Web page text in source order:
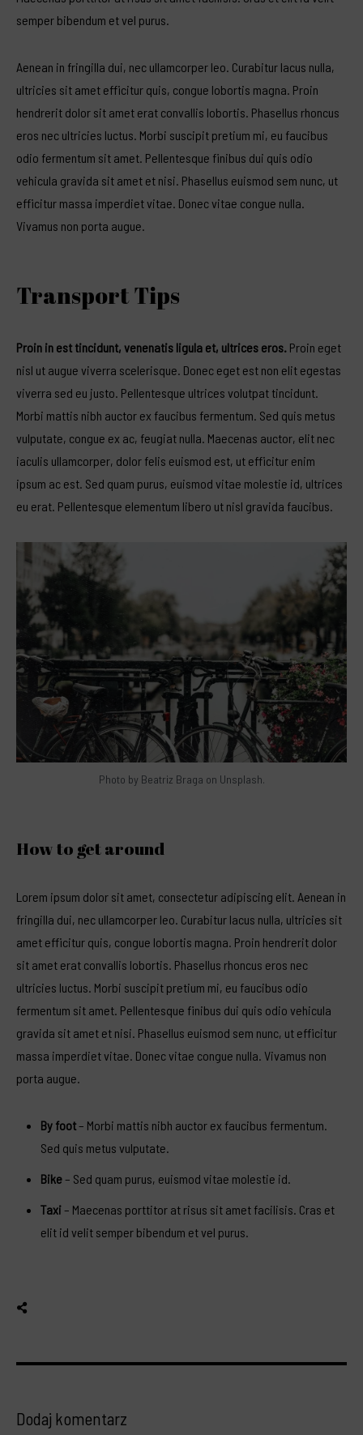
semper bibendum et vel purus.
Aenean in fringilla dui, nec ullamcorper leo. Curabitur lacus nulla,
ultricies sit amet efficitur quis, congue lobortis magna. Proin
hendrerit dolor sit amet erat convallis lobortis. Phasellus rhoncus
eros nec ultricies luctus. Morbi suscipit pretium mi, eu faucibus
odio fermentum sit amet. Pellentesque finibus dui quis odio
vehicula gravida sit amet et nisi. Phasellus euismod sem nunc, ut
efficitur massa imperdiet vitae. Donec vitae congue nulla.
Vivamus non porta augue.
Transport Tips
Proin in est tincidunt, venenatis ligula et, ultrices eros. Proin eget
nisl ut augue viverra scelerisque. Donec eget est non elit egestas
viverra sed eu justo. Pellentesque ultrices volutpat tincidunt.
Morbi mattis nibh auctor ex faucibus fermentum. Sed quis metus
vulputate, congue ex ac, feugiat nulla. Maecenas auctor, elit nec
iaculis ullamcorper, dolor felis euismod est, ut efficitur enim
ipsum ac est. Sed quam purus, euismod vitae molestie id, ultrices
eu erat. Pellentesque elementum libero ut nisl gravida faucibus.
Photo by Beatriz Braga on Unsplash.
How to get around
Lorem ipsum dolor sit amet, consectetur adipiscing elit. Aenean in
fringilla dui, nec ullamcorper leo. Curabitur lacus nulla, ultricies sit
amet efficitur quis, congue lobortis magna. Proin hendrerit dolor
sit amet erat convallis lobortis. Phasellus rhoncus eros nec
ultricies luctus. Morbi suscipit pretium mi, eu faucibus odio
fermentum sit amet. Pellentesque finibus dui quis odio vehicula
gravida sit amet et nisi. Phasellus euismod sem nunc, ut efficitur
massa imperdiet vitae. Donec vitae congue nulla. Vivamus non
porta augue.
By foot– Morbi mattis nibh auctor ex faucibus fermentum.
Sed quis metus vulputate.
Bike– Sed quam purus, euismod vitae molestie id.
Taxi– Maecenas porttitor at risus sit amet facilisis. Cras et
elit id velit semper bibendum et vel purus.
Dodaj komentarz